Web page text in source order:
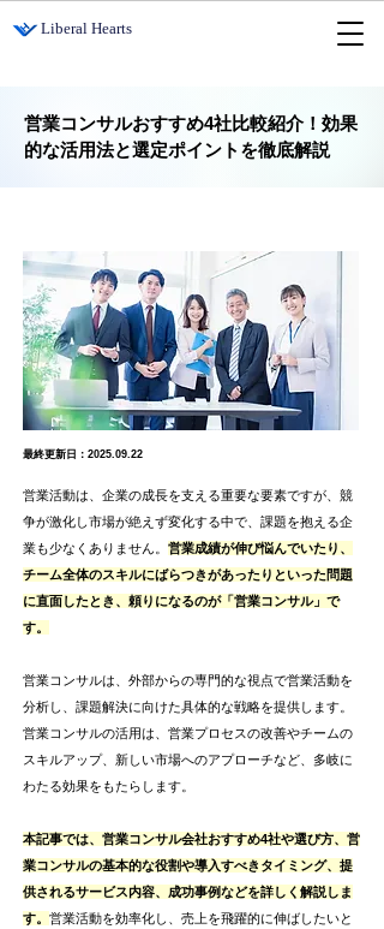
​Liberal Hearts
営業コンサルおすすめ4社比較紹介！効果
的な活用法と選定ポイントを徹底解説
最終更新日：2025.09.22
営業活動は、企業の成長を支える重要な要素ですが、競
争が激化し市場が絶えず変化する中で、課題を抱える企
業も少なくありません。 営業成績が伸び悩んでいたり、
チーム全体のスキルにばらつきがあったりといった問題
に直面したとき、頼りになるのが「営業コンサル」で
す。
営業コンサルは、外部からの専門的な視点で営業活動を
分析し、課題解決に向けた具体的な戦略を提供します。
営業コンサルの活用は、営業プロセスの改善やチームの
スキルアップ、新しい市場へのアプローチなど、多岐に
わたる効果をもたらします。
本記事では、営業コンサル会社おすすめ4社や選び方、営
業コンサルの基本的な役割や導入すべきタイミング、提
供されるサービス内容、成功事例などを詳しく解説しま
す。 営業活動を効率化し、売上を飛躍的に伸ばしたいと